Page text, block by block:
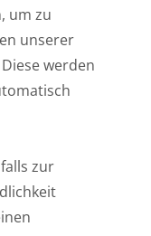
um zu
unserer
werden
zur